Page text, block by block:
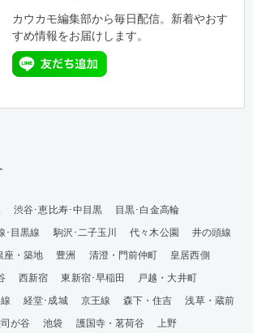
カウカモ編集部から毎日配信。新着やおす
すめ情報をお届けします。
渋谷･恵比寿･中目黒
目黒･白金高輪
･目黒線 駒沢･二子玉川 代々木公園
井の頭線
座・築地 豊洲 清澄・門前仲町
皇居西側
西新宿 東新宿･早稲田
戸越・大井町
経堂･成城 京王線 森下・住吉
浅草・蔵前
が谷 池袋 護国寺・茗荷谷
上野